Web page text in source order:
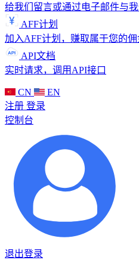
给我们留言或通过电子邮件与
AFF计划
加入AFF计划，赚取属于您的佣
API文档
实时请求，调用API接口
CN
EN
注册 登录
控制台
退出登录